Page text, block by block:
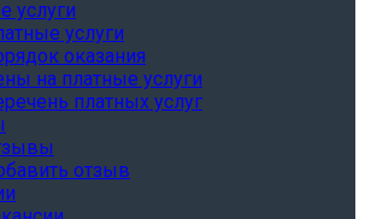
услуги
услуги
оказания
на платные услуги
платных услуг
отзыв